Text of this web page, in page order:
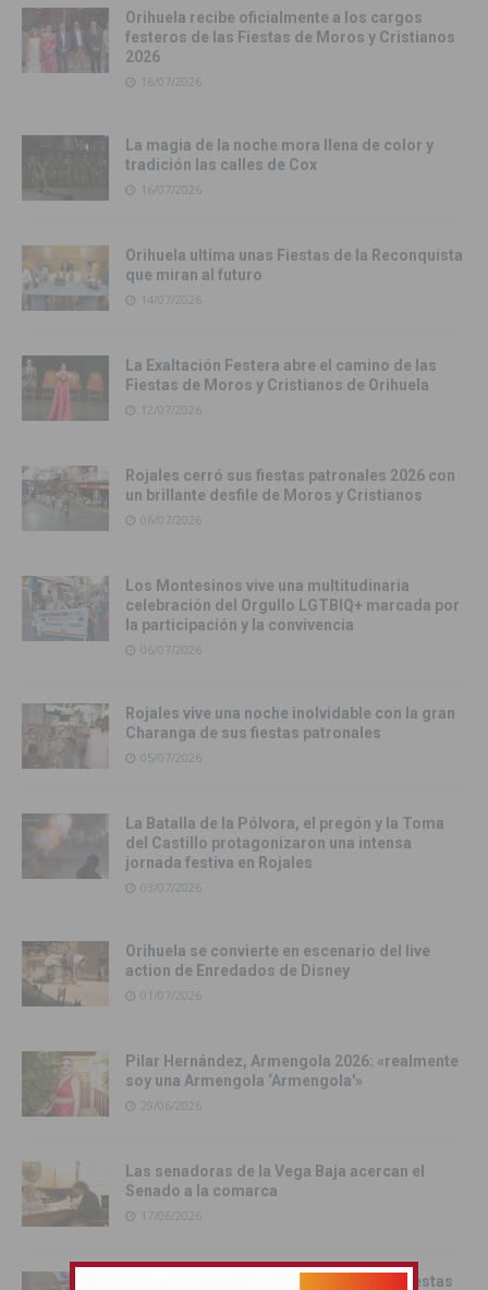
Orihuela recibe oficialmente a los cargos
festeros de las Fiestas de Moros y Cristianos
2026
16/07/2026
La magia de la noche mora llena de color y
tradición las calles de Cox
16/07/2026
Orihuela ultima unas Fiestas de la Reconquista
que miran al futuro
14/07/2026
La Exaltación Festera abre el camino de las
Fiestas de Moros y Cristianos de Orihuela
12/07/2026
Rojales cerró sus fiestas patronales 2026 con
un brillante desfile de Moros y Cristianos
06/07/2026
Los Montesinos vive una multitudinaria
celebración del Orgullo LGTBIQ+ marcada por
la participación y la convivencia
06/07/2026
Rojales vive una noche inolvidable con la gran
Charanga de sus fiestas patronales
05/07/2026
La Batalla de la Pólvora, el pregón y la Toma
del Castillo protagonizaron una intensa
jornada festiva en Rojales
03/07/2026
Orihuela se convierte en escenario del live
action de Enredados de Disney
01/07/2026
Pilar Hernández, Armengola 2026: «realmente
soy una Armengola ‘Armengola'»
29/06/2026
Las senadoras de la Vega Baja acercan el
Senado a la comarca
17/06/2026
Catral da el pistoletazo de salida a las fiestas